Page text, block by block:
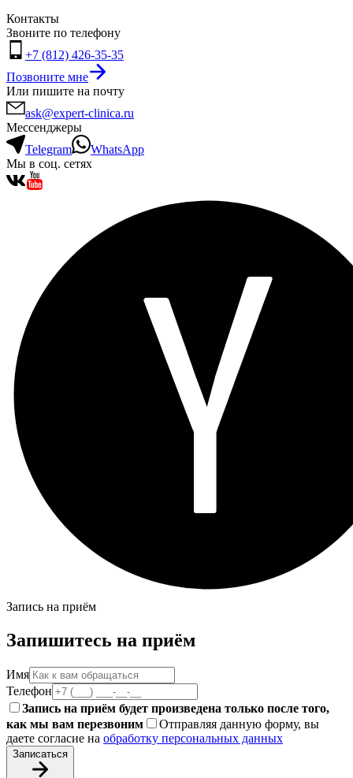
Контакты
Звоните по телефону
+7 (812) 426-35-35
Позвоните мне
Или пишите на почту
ask@expert-clinica.ru
Мессенджеры
Telegram
WhatsApp
Мы в соц. сетях
Запись на приём
Запишитесь на приём
Имя
Телефон
Запись на приём будет произведена только после того,
как мы вам перезвоним
Отправляя данную форму, вы
даете согласие на обработку персональных данных
Записаться